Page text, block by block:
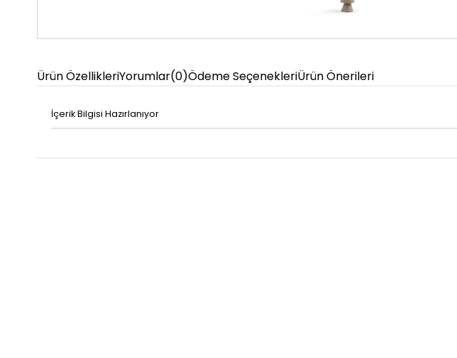
Ürün ÖzellikleriYorumlar(0)Ödeme SeçenekleriÜrün Önerileri
İçerik Bilgisi Hazırlanıyor